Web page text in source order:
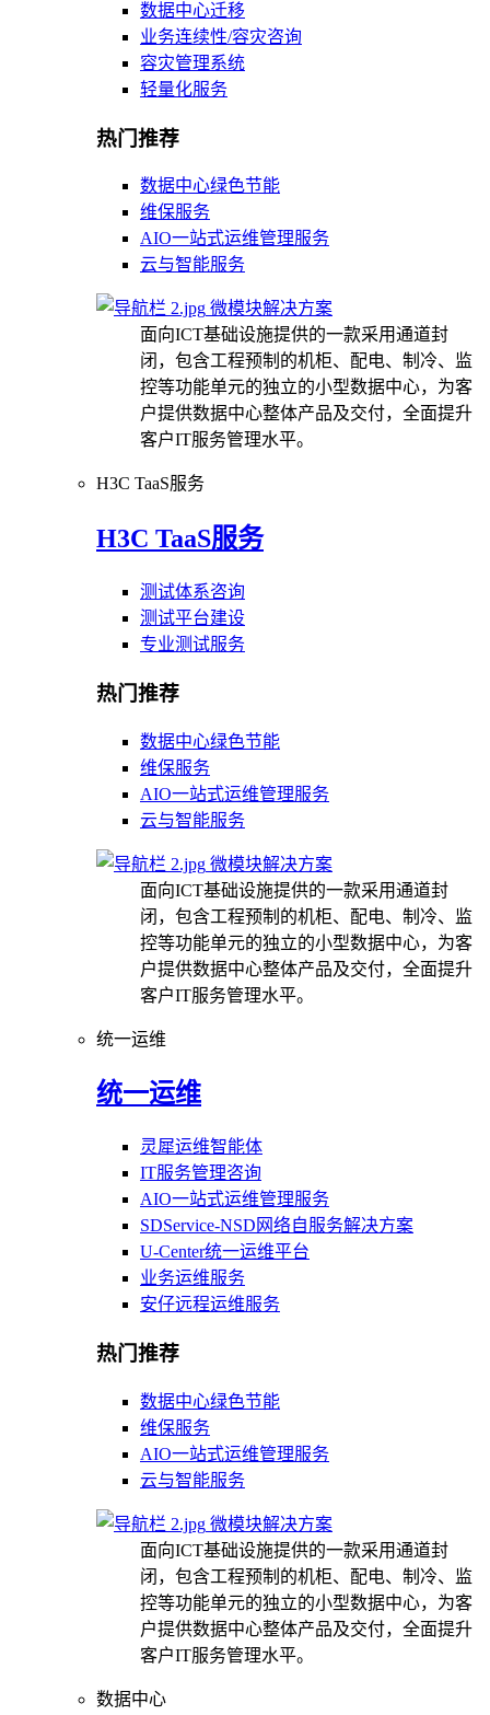
数据中心迁移
业务连续性/容灾咨询
容灾管理系统
轻量化服务
热门推荐
数据中心绿色节能
维保服务
AIO一站式运维管理服务
云与智能服务
微模块解决方案
面向ICT基础设施提供的一款采用通道封
闭，包含工程预制的机柜、配电、制冷、监
控等功能单元的独立的小型数据中心，为客
户提供数据中心整体产品及交付，全面提升
客户IT服务管理水平。
H3C TaaS服务
H3C TaaS服务
测试体系咨询
测试平台建设
专业测试服务
热门推荐
数据中心绿色节能
维保服务
AIO一站式运维管理服务
云与智能服务
微模块解决方案
面向ICT基础设施提供的一款采用通道封
闭，包含工程预制的机柜、配电、制冷、监
控等功能单元的独立的小型数据中心，为客
户提供数据中心整体产品及交付，全面提升
客户IT服务管理水平。
统一运维
统一运维
灵犀运维智能体
IT服务管理咨询
AIO一站式运维管理服务
SDService-NSD网络自服务解决方案
U-Center统一运维平台
业务运维服务
安仔远程运维服务
热门推荐
数据中心绿色节能
维保服务
AIO一站式运维管理服务
云与智能服务
微模块解决方案
面向ICT基础设施提供的一款采用通道封
闭，包含工程预制的机柜、配电、制冷、监
控等功能单元的独立的小型数据中心，为客
户提供数据中心整体产品及交付，全面提升
客户IT服务管理水平。
数据中心